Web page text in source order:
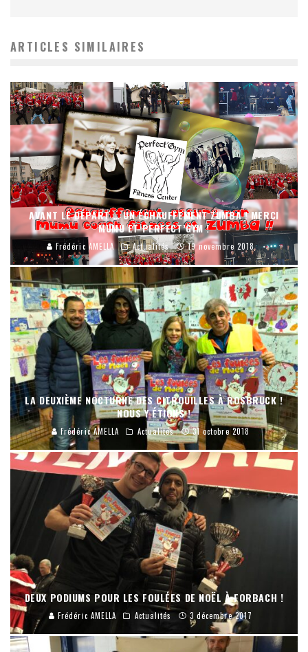
ARTICLES SIMILAIRES
AVANT LE DÉPART … UN ÉCHAUFFEMENT ZUMBA ! MERCI
MUMU ET PERFECT’GYM !
Frédéric AMELLA Actualités 19 novembre 2018
LA DEUXIÈME NOCTURNE DES CITROUILLES À ROSBRUCK !
NOUS Y ÉTIONS !
Frédéric AMELLA Actualités 31 octobre 2018
DEUX PODIUMS POUR LES FOULÉES DE NOËL À FORBACH !
Frédéric AMELLA Actualités 3 décembre 2017